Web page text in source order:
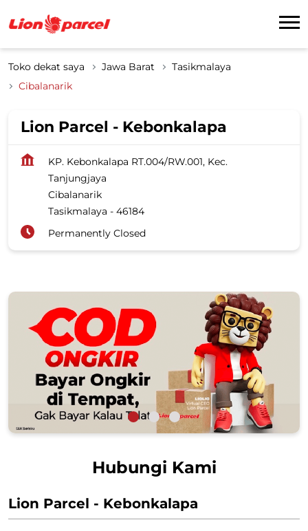
Toko dekat saya Jawa Barat
Tasikmalaya
Cibalanarik
Lion Parcel - Kebonkalapa
KP. Kebonkalapa RT.004/RW.001, Kec.
Tanjungjaya
Cibalanarik
Tasikmalaya - 46184
Permanently Closed
Hubungi Kami
Lion Parcel - Kebonkalapa